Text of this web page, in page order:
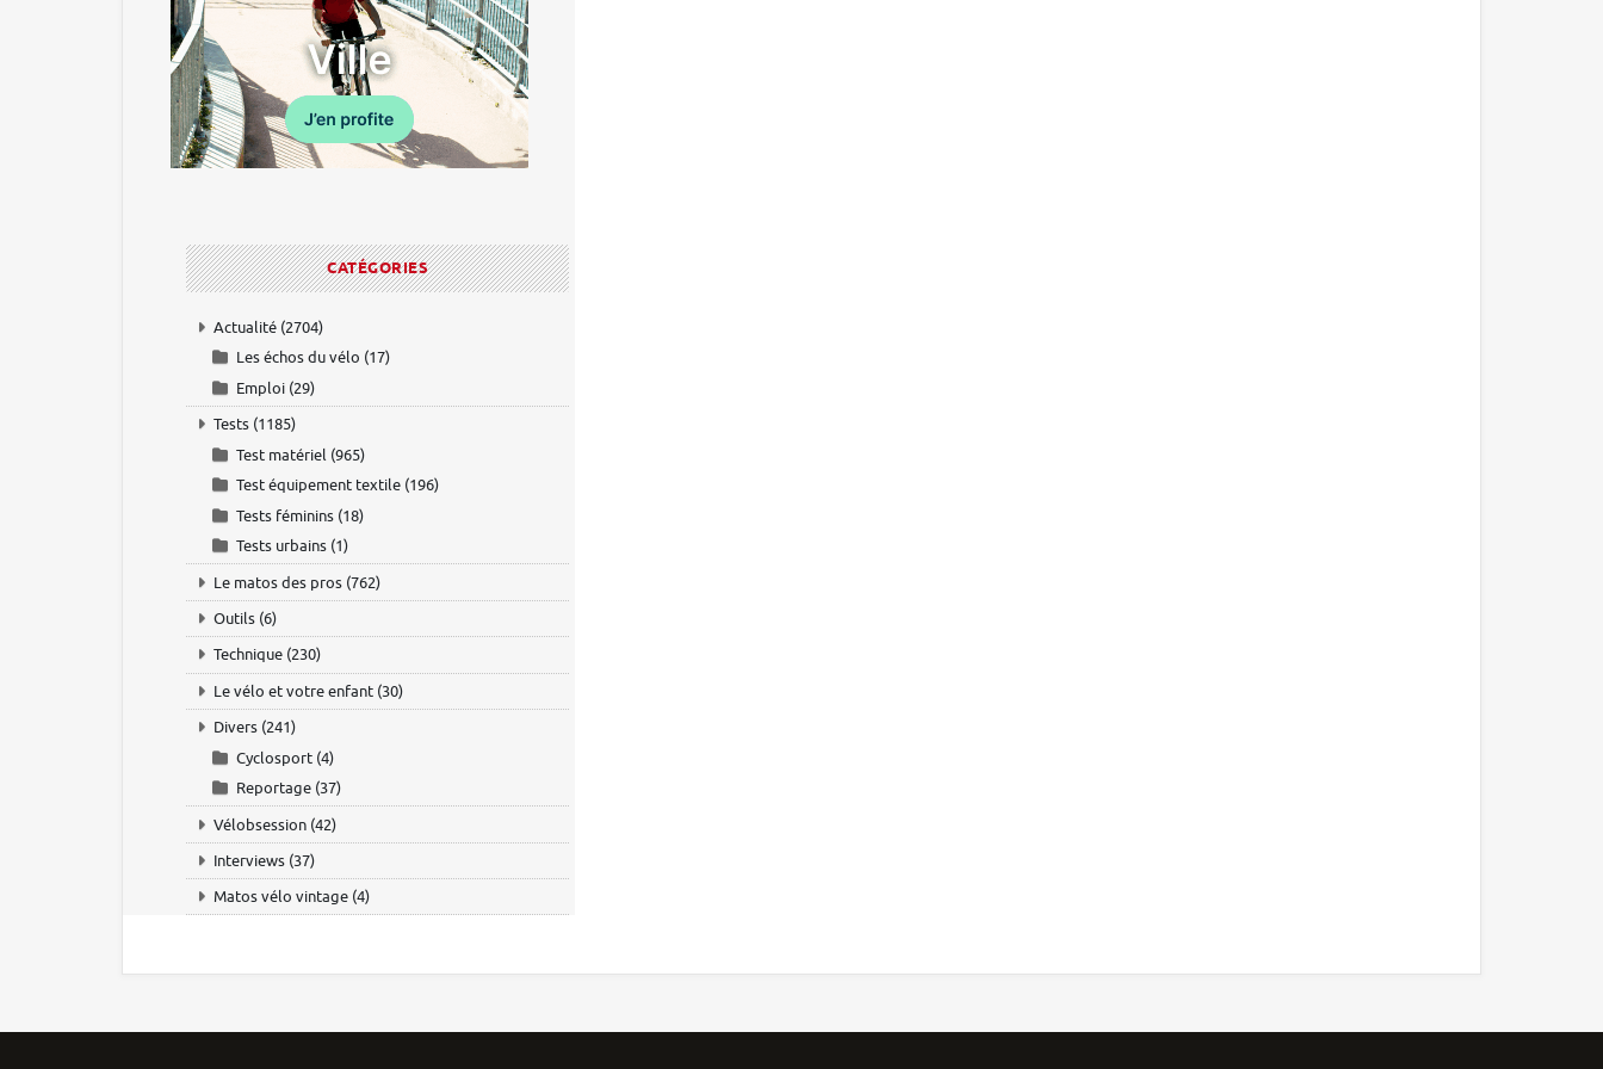
CATÉGORIES
Actualité (2704)
Les échos du vélo (17)
Emploi (29)
Tests (1185)
Test matériel (965)
Test équipement textile (196)
Tests féminins (18)
Tests urbains (1)
Le matos des pros (762)
Outils (6)
Technique (230)
Le vélo et votre enfant (30)
Divers (241)
Cyclosport (4)
Reportage (37)
Vélobsession (42)
Interviews (37)
Matos vélo vintage (4)